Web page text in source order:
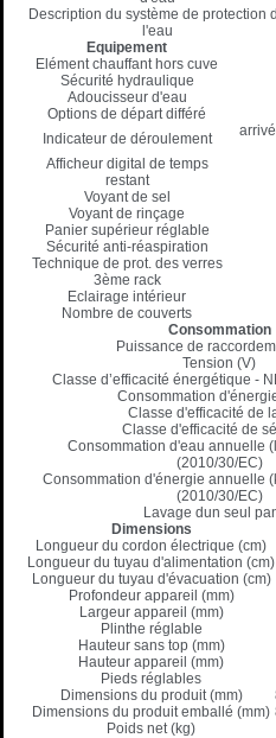
Description du système de protection
l'eau
Equipement
Elément chauffant hors cuve
Sécurité hydraulique
Adoucisseur d'eau
Options de départ différé
Indicateur de déroulement
Afficheur digital de temps
restant
Voyant de sel
Voyant de rinçage
Panier supérieur réglable
Sécurité anti-réaspiration
Technique de prot. des verres
3ème rack
Eclairage intérieur
Nombre de couverts
Consommation
Puissance de
Tension (V)
Classe d’efficacité énergétique -
Consommation
Classe d'efficacité de
Classe d'efficacité de
Consommation d'eau annuelle
(2010/30/EC)
Consommation d'énergie annuelle
(2010/30/EC)
Lavage dun seul
Dimensions
Longueur du cordon électrique (cm)
Longueur du tuyau d'alimentation (cm)
Longueur du tuyau d'évacuation (cm)
Profondeur appareil (mm)
Largeur appareil (mm)
Plinthe réglable
Hauteur sans top (mm)
Hauteur appareil (mm)
Pieds réglables
Dimensions du produit (mm)
Dimensions du produit emballé (mm)
Poids net (kg)